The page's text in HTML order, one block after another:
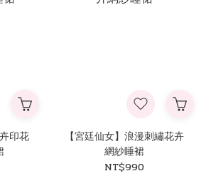
印花
【宮廷仙女】浪漫刺繡花卉
網紗睡裙
NT$990